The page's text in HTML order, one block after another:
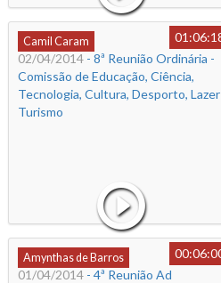
Camil Caram
02/04/2014- 8ª Reunião Ordinária -
Comissão de Educação, Ciência,
Tecnologia, Cultura, Desporto,
Turismo
Amynthas de Barros
01/04/2014- 4ª Reunião Ad